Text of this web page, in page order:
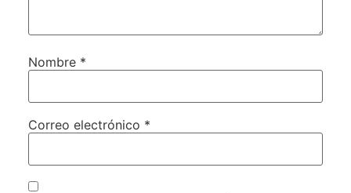
Nombre *
Correo electrónico *